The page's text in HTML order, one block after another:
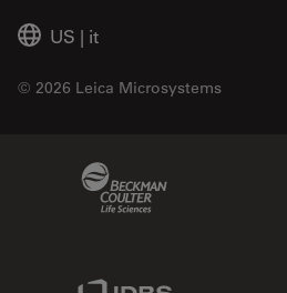
US | it
© 2026 Leica Microsystems
IDBS Link